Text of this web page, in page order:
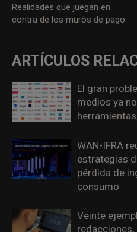
Realidades que juegan en
contra de los muros de pago
ARTÍCULOS
El gran
medios ya
WAN-IFRA
estrategias
pérdida de
consumo
Veinte